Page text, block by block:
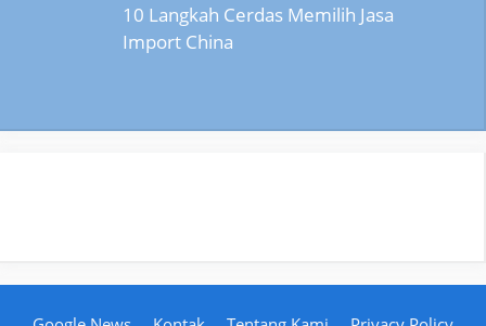
10 Langkah Cerdas Memilih Jasa
Import China